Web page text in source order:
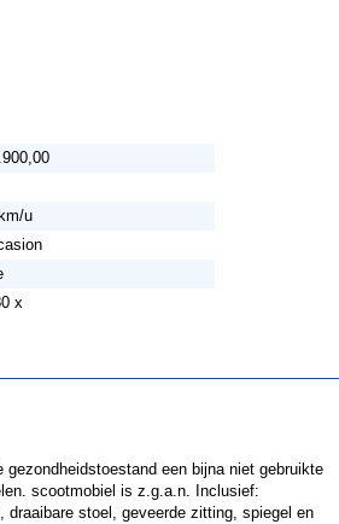
u
x
gezondheidstoestand een bijna niet gebruikte
scootmobiel is z.g.a.n. Inclusief:
draaibare stoel, geveerde zitting, spiegel en